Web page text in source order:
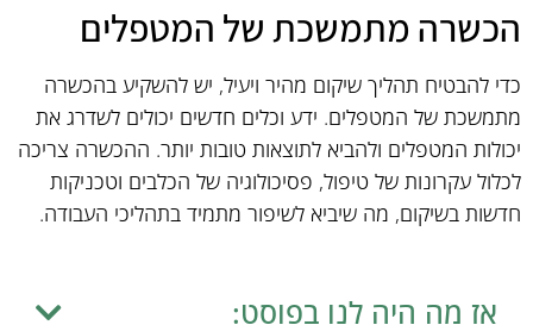
הכשרה מתמשכת של המטפלים
כדי להבטיח תהליך שיקום מהיר ויעיל, יש להשקיע בהכשרה
מתמשכת של המטפלים. ידע וכלים חדשים יכולים לשדרג את
יכולות המטפלים ולהביא לתוצאות טובות יותר. ההכשרה צריכה
לכלול עקרונות של טיפול, פסיכולוגיה של הכלבים וטכניקות
חדשות בשיקום, מה שיביא לשיפור מתמיד בתהליכי העבודה.
אז מה היה לנו בפוסט: